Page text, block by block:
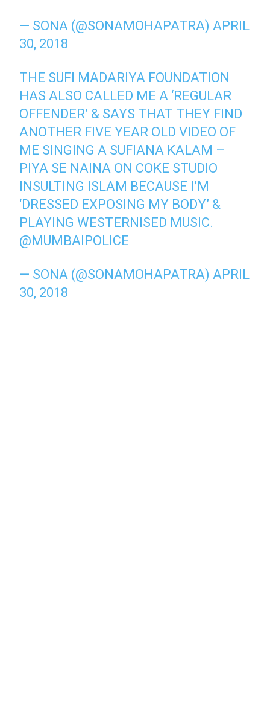
— SONA (@SONAMOHAPATRA) APRIL
30, 2018
THE SUFI MADARIYA FOUNDATION
HAS ALSO CALLED ME A ‘REGULAR
OFFENDER’ & SAYS THAT THEY FIND
ANOTHER FIVE YEAR OLD VIDEO OF
ME SINGING A SUFIANA KALAM –
PIYA SE NAINA ON COKE STUDIO
INSULTING ISLAM BECAUSE I’M
‘DRESSED EXPOSING MY BODY’ &
PLAYING WESTERNISED MUSIC.
@MUMBAIPOLICE
— SONA (@SONAMOHAPATRA) APRIL
30, 2018